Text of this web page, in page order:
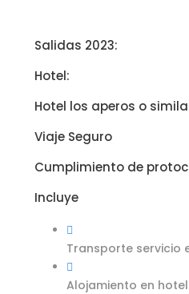
Salidas 2023:
Hotel:
Hotel los aperos o
Viaje Seguro
Cumplimiento de
Incluye
Transporte servicio
Alojamiento en